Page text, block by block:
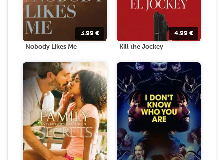
3.99 €
Nobody Likes Me
4.99 €
Kill the Jockey